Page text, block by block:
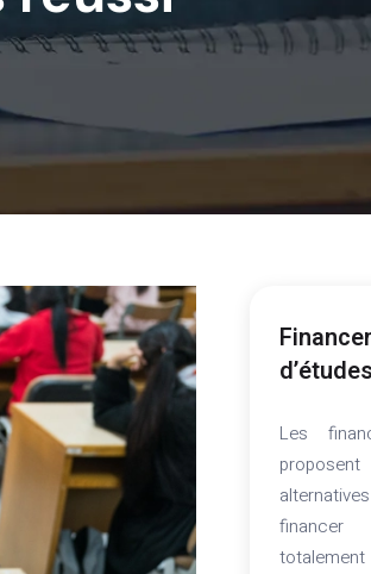
d’études
Les
financer